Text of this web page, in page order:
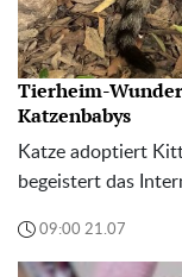
Tierheim-
Katzenbabys
Katze adoptiert
begeistert das
09:00 21.07